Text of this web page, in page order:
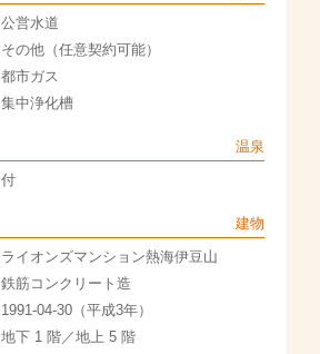
公営水道
その他（任意契約可能）
都市ガス
集中浄化槽
温泉
付
建物
ライオンズマンション熱海伊豆山
鉄筋コンクリート造
1991-04-30（平成3年）
地下 1 階／地上 5 階